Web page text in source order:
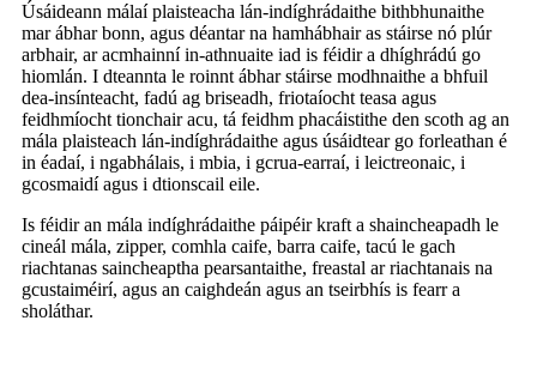
Úsáideann málaí plaisteacha lán-indíghrádaithe bithbhunaithe
mar ábhar bonn, agus déantar na hamhábhair as stáirse nó plúr
arbhair, ar acmhainní in-athnuaite iad is féidir a dhíghrádú go
hiomlán. I dteannta le roinnt ábhar stáirse modhnaithe a bhfuil
dea-insínteacht, fadú ag briseadh, friotaíocht teasa agus
feidhmíocht tionchair acu, tá feidhm phacáistithe den scoth ag an
mála plaisteach lán-indíghrádaithe agus úsáidtear go forleathan é
in éadaí, i ngabhálais, i mbia, i gcrua-earraí, i leictreonaic, i
gcosmaidí agus i dtionscail eile.
Is féidir an mála indíghrádaithe páipéir kraft a shaincheapadh le
cineál mála, zipper, comhla caife, barra caife, tacú le gach
riachtanas saincheaptha pearsantaithe, freastal ar riachtanais na
gcustaiméirí, agus an caighdeán agus an tseirbhís is fearr a
sholáthar.